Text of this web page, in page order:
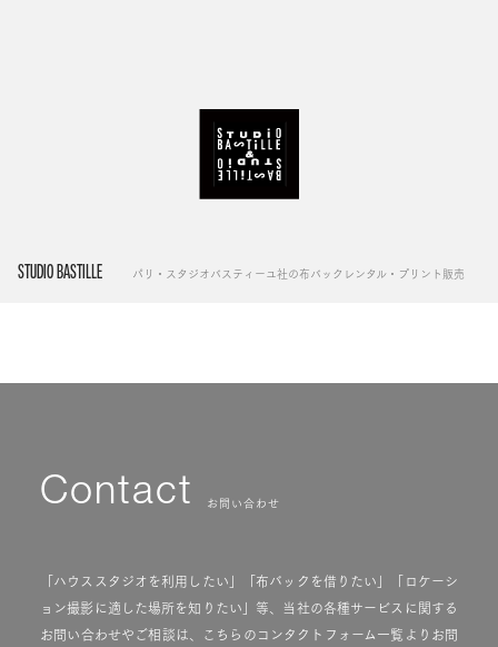
STUDIO BASTILLE パリ・スタジオバスティーユ社の布バックレンタル・プリント販売
Contact お問い合わせ
「ハウススタジオを利用したい」「布バックを借りたい」「ロケーシ
ョン撮影に適した場所を知りたい」等、当社の各種サービスに関する
お問い合わせやご相談は、こちらのコンタクトフォーム一覧よりお問